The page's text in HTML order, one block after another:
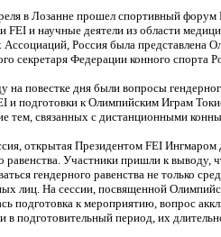
в Лозанне прошел спортивный форум
FEI и научные деятели из области
Ассоциаций, Россия была представлена
секретаря Федерации конного спорта
на повестке дня были вопросы
и подготовки к Олимпийским Играм
тем, связанных с дистанционными
открытая Президентом FEI
равенства. Участники пришли к выводу,
гендерного равенства не только
лиц. На сессии, посвященной
подготовка к мероприятию, вопрос
в подготовительный период, их